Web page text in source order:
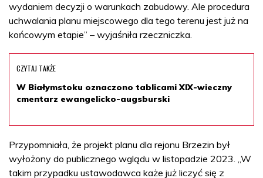
wydaniem decyzji o warunkach zabudowy. Ale procedura
uchwalania planu miejscowego dla tego terenu jest już na
końcowym etapie” – wyjaśniła rzeczniczka.
CZYTAJ TAKŻE
W Białymstoku oznaczono tablicami XIX-wieczny
cmentarz ewangelicko-augsburski
Przypomniała, że projekt planu dla rejonu Brzezin był
wyłożony do publicznego wglądu w listopadzie 2023. „W
takim przypadku ustawodawca każe już liczyć się z